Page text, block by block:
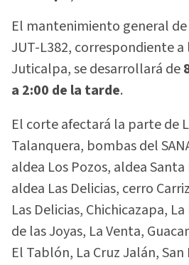
El mantenimiento general
JUT-L382, correspondiente
Juticalpa, se desarrollará de
a 2:00 de la tarde.
El corte afectará la parte de
Talanquera, bombas del
aldea Los Pozos, aldea
aldea Las Delicias, cerro
Las Delicias, Chichicazapa,
de las Joyas, La Venta,
El Tablón, La Cruz Jalán, San